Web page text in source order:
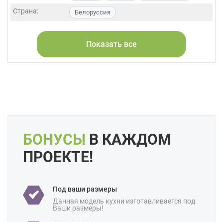
Страна: Белоруссия
Стекло Шпон
Угловая
С встроенной техникой
Российские
Назначение: В квартиру
7 кв м
Показать все
БОНУСЫ В КАЖДОМ
ПРОЕКТЕ!
Под ваши размеры
Данная модель кухни изготавливается под
Ваши размеры!